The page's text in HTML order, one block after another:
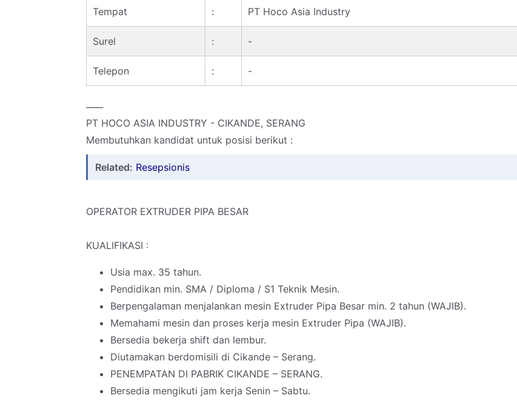
Tempat : PT Hoco Asia Industry
Surel : -
Telepon : -
PT HOCO ASIA INDUSTRY - CIKANDE, SERANG
Membutuhkan kandidat untuk posisi berikut :
Related: Resepsionis
OPERATOR EXTRUDER PIPA BESAR
KUALIFIKASI :
Usia max. 35 tahun.
Pendidikan min. SMA / Diploma / S1 Teknik Mesin.
Berpengalaman menjalankan mesin Extruder Pipa Besar min. 2 tahun (WAJIB).
Memahami mesin dan proses kerja mesin Extruder Pipa (WAJIB).
Bersedia bekerja shift dan lembur.
Diutamakan berdomisili di Cikande – Serang.
PENEMPATAN DI PABRIK CIKANDE – SERANG.
Bersedia mengikuti jam kerja Senin – Sabtu.